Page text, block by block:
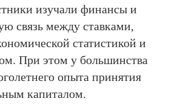
изучали финансы и
связь между ставками,
статистикой и
При этом у большинства
опыта принятия
капиталом.